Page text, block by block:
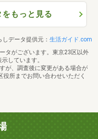
もっと見る
しデータ提供元： 生活ガイド.com
タがございます。東京23区以外
しています。
が、調査後に変更がある場合が
所までお問い合わせいただく